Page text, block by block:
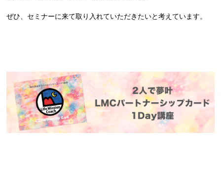
ぜひ、セミナーに来て取り入れていただきたいと考えています。